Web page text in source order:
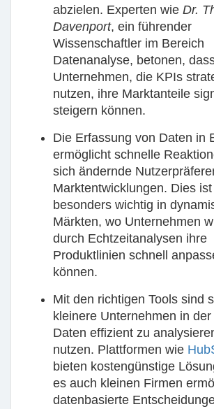
abzielen. Experten wie Dr.
Davenport, ein führender
Wissenschaftler im Bereich
Datenanalyse, betonen,
Unternehmen, die KPIs
nutzen, ihre Marktanteile
steigern können.
Die Erfassung von Daten in
ermöglicht schnelle
sich ändernde
Marktentwicklungen. Dies ist
besonders wichtig in
Märkten, wo Unternehmen
durch Echtzeitanalysen ihre
Produktlinien schnell
können.
Mit den richtigen Tools sind
kleinere Unternehmen in der
Daten effizient zu
nutzen. Plattformen wie
bieten kostengünstige
es auch kleinen Firmen
datenbasierte